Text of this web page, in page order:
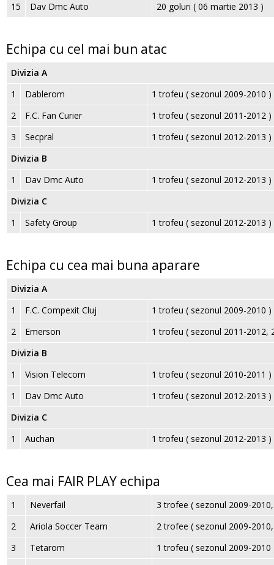
15
Dav Dmc Auto 20 goluri ( 06 martie 2013 )
Echipa cu cel mai bun atac
Divizia A
1
Dablerom
1 trofeu ( sezonul 2009-2010
2
F.C. Fan Curier
1 trofeu ( sezonul 2011-2012
3
Secpral
1 trofeu ( sezonul 2012-2013
Divizia B
1
Dav Dmc Auto
1 trofeu ( sezonul 2012-2013
Divizia C
1
Safety Group 1 trofeu ( sezonul 2012-2013
Echipa cu cea mai buna aparare
Divizia A
1
F.C. Compexit Cluj
1 trofeu ( sezonul 2009-2010
2
Emerson
1 trofeu ( sezonul 2011-2012,
Divizia B
1
Vision Telecom
1 trofeu ( sezonul 2010-2011
1
Dav Dmc Auto
1 trofeu ( sezonul 2012-2013
Divizia C
1
Auchan 1 trofeu ( sezonul 2012-2013
Cea mai FAIR PLAY echipa
1 Neverfail
3 trofee ( sezonul 2009-
2
Ariola Soccer Team
2 trofee ( sezonul 2009-
3
Tetarom
1 trofeu ( sezonul 2009-2010